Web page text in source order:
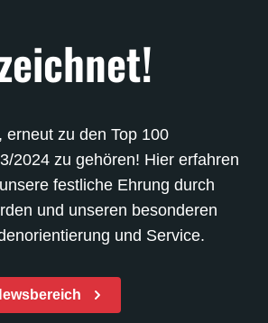
erneut zu den Top 100
2024 zu gehören! Hier erfahren
festliche Ehrung durch
und unseren besonderen
und Service.